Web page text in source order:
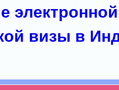
электронной
визы в